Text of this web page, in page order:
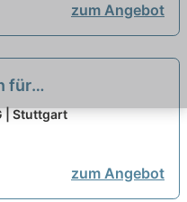
zum Angebot
für
neu
| Stuttgart
zum Angebot